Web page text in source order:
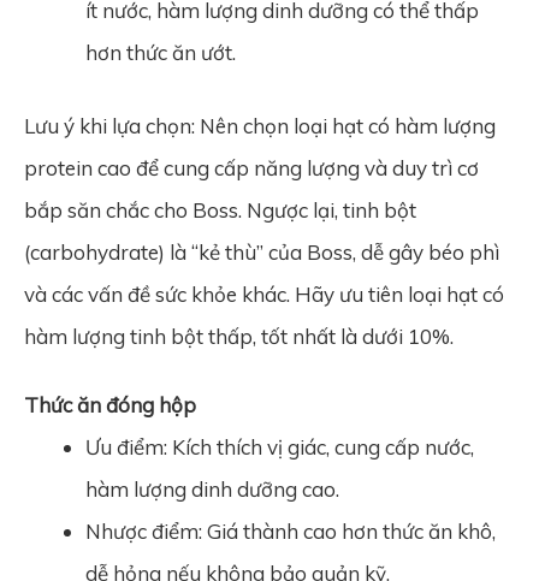
ít nước, hàm lượng dinh dưỡng có thể thấp
hơn thức ăn ướt.
Lưu ý khi lựa chọn: Nên chọn loại hạt có hàm lượng
protein cao để cung cấp năng lượng và duy trì cơ
bắp săn chắc cho Boss. Ngược lại, tinh bột
(carbohydrate) là “kẻ thù” của Boss, dễ gây béo phì
và các vấn đề sức khỏe khác. Hãy ưu tiên loại hạt có
hàm lượng tinh bột thấp, tốt nhất là dưới 10%.
Thức ăn đóng hộp
Ưu điểm: Kíc‌h thí‌ch vị giác, cung cấp nước,
hàm lượng dinh dưỡng cao.
Nhược điểm: Giá thành cao hơn thức ăn khô,
dễ hỏng nếu không bảo quản kỹ.